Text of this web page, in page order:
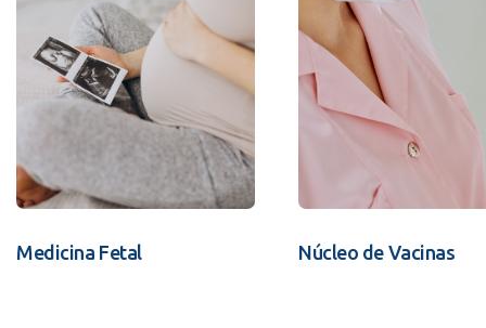
Medicina Fetal Núcleo de Vacinas